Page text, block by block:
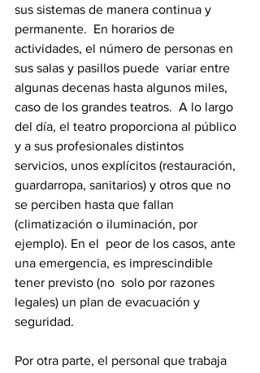
sus sistemas de manera continua y
permanente.  En horarios de
actividades, el número de personas en
sus salas y pasillos puede  variar entre
algunas decenas hasta algunos miles,
caso de los grandes teatros.  A lo largo
del día, el teatro proporciona al público
y a sus profesionales distintos
servicios, unos explícitos (restauración,
guardarropa, sanitarios) y otros que no
se perciben hasta que fallan
(climatización o iluminación, por
ejemplo). En el  peor de los casos, ante
una emergencia, es imprescindible
tener previsto (no  solo por razones
legales) un plan de evacuación y
seguridad.
Por otra parte, el personal que trabaja